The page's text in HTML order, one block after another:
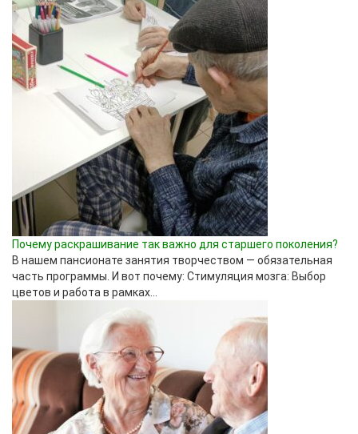
Почему раскрашивание так важно для старшего поколения?
В нашем пансионате занятия творчеством — обязательная
часть программы. И вот почему: Стимуляция мозга: Выбор
цветов и работа в рамках...